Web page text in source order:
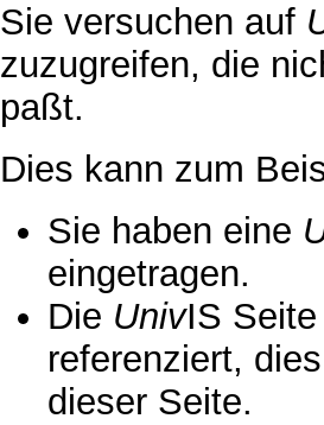
Sie versuchen auf
zuzugreifen, die
paßt.
Dies kann zum
Sie haben eine
eingetragen.
Die UnivIS
referenziert,
dieser Seite.